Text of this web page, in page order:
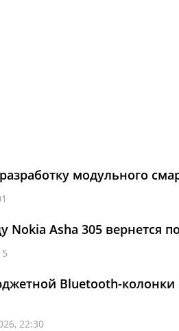
модульного
Nokia Asha 305 вернется
Bluetooth-колонки
22:30